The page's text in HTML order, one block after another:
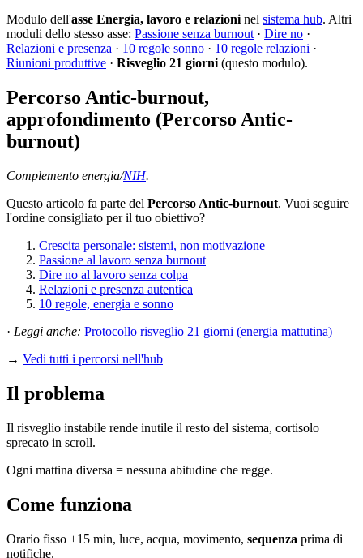
Modulo dell'asse Energia, lavoro e relazioninel sistema hub. Altri
moduli dello stesso asse: Passione senza burnout· Dire no ·
Relazioni e presenza · 10 regole sonno · 10 regole relazioni ·
Riunioni produttive · Risveglio 21 giorni(questo modulo).
Percorso Antic-burnout,
approfondimento (Percorso Antic-
burnout)
Complemento energia/NIH.
Questo articolo fa parte del Percorso Antic-burnout. Vuoi seguire
l'ordine consigliato per il tuo obiettivo?
Crescita personale: sistemi, non motivazione
Passione al lavoro senza burnout
Dire no al lavoro senza colpa
Relazioni e presenza autentica
10 regole, energia e sonno
· Leggi anche: Protocollo risveglio 21 giorni (energia mattutina)
→ Vedi tutti i percorsi nell'hub
Il problema
Il risveglio instabile rende inutile il resto del sistema, cortisolo
sprecato in scroll.
Ogni mattina diversa = nessuna abitudine che regge.
Come funziona
Orario fisso ±15 min, luce, acqua, movimento, sequenza prima di
notifiche.